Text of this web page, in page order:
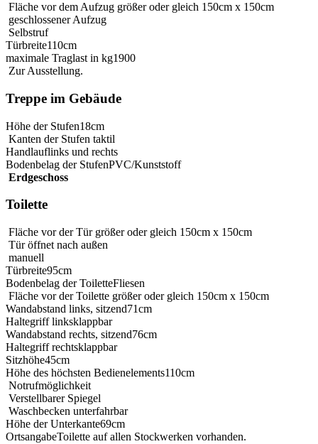
Fläche vor dem Aufzug größer oder gleich 150cm x 150cm
geschlossener Aufzug
Selbstruf
Türbreite110cm
maximale Traglast in kg1900
Zur Ausstellung.
Treppe im Gebäude
Höhe der Stufen18cm
Kanten der Stufen taktil
Handlauflinks und rechts
Bodenbelag der StufenPVC/Kunststoff
Erdgeschoss
Toilette
Fläche vor der Tür größer oder gleich 150cm x 150cm
Tür öffnet nach außen
manuell
Türbreite95cm
Bodenbelag der ToiletteFliesen
Fläche vor der Toilette größer oder gleich 150cm x 150cm
Wandabstand links, sitzend71cm
Haltegriff linksklappbar
Wandabstand rechts, sitzend76cm
Haltegriff rechtsklappbar
Sitzhöhe45cm
Höhe des höchsten Bedienelements110cm
Notrufmöglichkeit
Verstellbarer Spiegel
Waschbecken unterfahrbar
Höhe der Unterkante69cm
OrtsangabeToilette auf allen Stockwerken vorhanden.